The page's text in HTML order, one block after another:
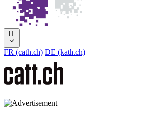
IT
FR (cath.ch) DE (kath.ch)